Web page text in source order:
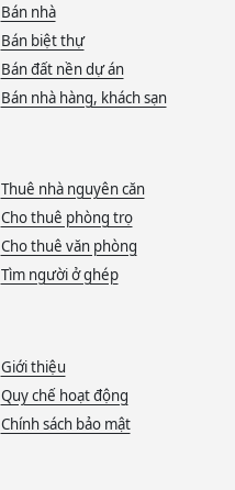
Bán nhà
Bán biệt thự
Bán đất nền dự án
Bán nhà hàng, khách sạn
Thuê nhà nguyên căn
Cho thuê phòng trọ
Cho thuê văn phòng
Tìm người ở ghép
Giới thiệu
Quy chế hoạt động
Chính sách bảo mật